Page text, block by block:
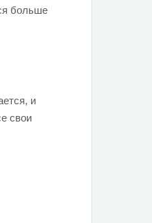
больше
и
свои